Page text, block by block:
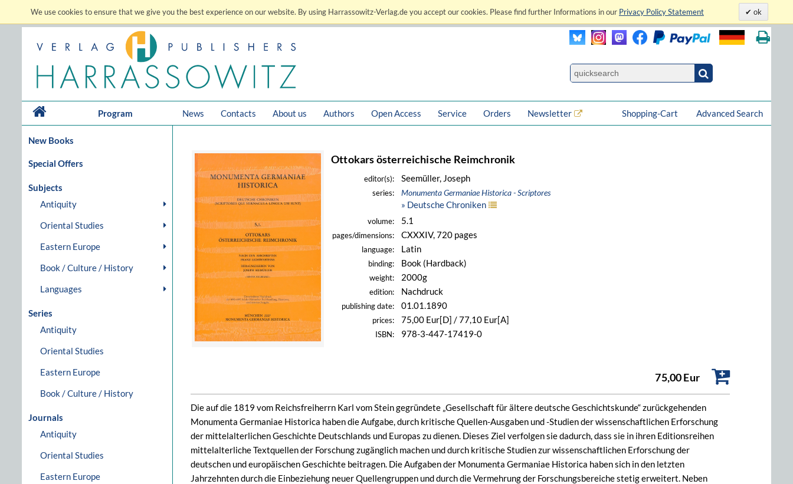
We use cookies to ensure that we give you the best experience on our website. By using Harrassowitz-Verlag.de you accept our cookies. Please find further Informations in our Privacy Policy Statement ok
Program News Contacts About us Authors Open Access Service Orders Newsletter Advanced Search
Shopping-Cart
New Books
Special Offers
Subjects
Antiquity
Oriental Studies
Eastern Europe
Book / Culture / History
Languages
Series
Antiquity
Oriental Studies
Eastern Europe
Book / Culture / History
Journals
Antiquity
Oriental Studies
Eastern Europe
Ottokars österreichische Reimchronik
editor(s): Seemüller, Joseph
series: Monumenta Germaniae Historica - Scriptores
» Deutsche Chroniken
volume: 5.1
pages/dimensions: CXXXIV, 720 pages
language: Latin
binding: Book (Hardback)
weight: 2000g
edition: Nachdruck
publishing date: 01.01.1890
prices: 75,00 Eur[D] / 77,10 Eur[A]
ISBN: 978-3-447-17419-0
75,00 Eur
Die auf die 1819 vom Reichsfreiherrn Karl vom Stein gegründete „Gesellschaft für ältere deutsche Geschichtskunde“ zurückgehenden
Monumenta Germaniae Historica haben die Aufgabe, durch kritische Quellen-Ausgaben und -Studien der wissenschaftlichen Erforschung
der mittelalterlichen Geschichte Deutschlands und Europas zu dienen. Dieses Ziel verfolgen sie dadurch, dass sie in ihren Editionsreihen
mittelalterliche Textquellen der Forschung zugänglich machen und durch kritische Studien zur wissenschaftlichen Erforschung der
deutschen und europäischen Geschichte beitragen. Die Aufgaben der Monumenta Germaniae Historica haben sich in den letzten
Jahrzehnten durch die Einbeziehung neuer Quellengruppen und durch die Vermehrung der Forschungsbereiche stetig erweitert. Neben